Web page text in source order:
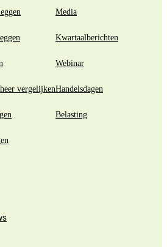
vergelijken
Media
Kwartaalberichten
Webinar
Handelsdagen
Belasting